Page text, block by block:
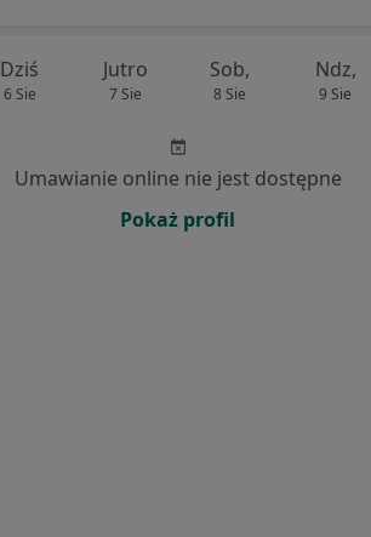
Dziś
6 Sie
Jutro
7 Sie
Sob,
8 Sie
Ndz,
9 Sie
Umawianie online nie jest dostępne
Pokaż profil